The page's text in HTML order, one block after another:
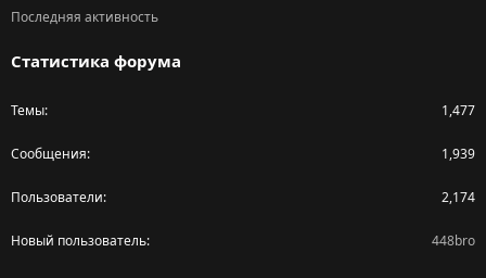
Последняя активность
Статистика форума
Темы 1,477
Сообщения 1,939
Пользователи 2,174
Новый пользователь 448bro